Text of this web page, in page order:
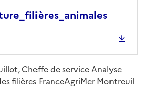
Cheffe de service Analyse
filières FranceAgriMer Montreuil